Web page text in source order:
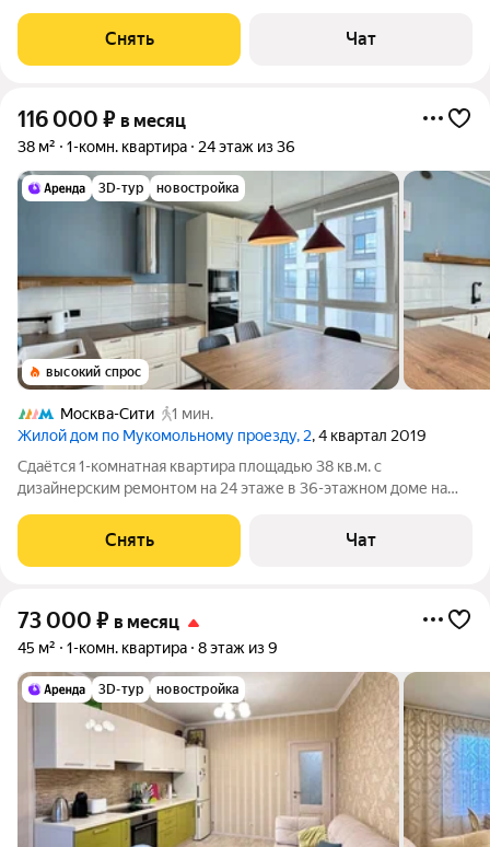
Холодильник Посудомоечная машина Кондиционер
Микроволновка Дом - монолитный, окна
Снять Чат
116 000 ₽ в месяц
38 м² 1-комн. квартира 24 этаж из 36
3D-тур новостройка
высокий спрос
Москва-Сити
1 мин.
Жилой дом по Мукомольному проезду, 2, 4 квартал 2019
Сдаётся 1-комнатная квартира площадью 38 кв.м. с
дизайнерским ремонтом на 24 этаже в 36-этажном доме на
Снять Чат
73 000 ₽ в месяц
45 м² 1-комн. квартира 8 этаж из 9
3D-тур новостройка